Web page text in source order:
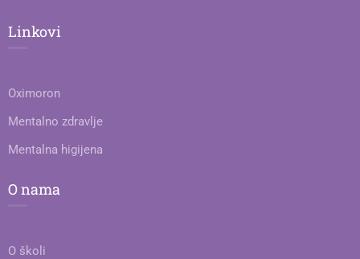
Linkovi
Oximoron
Mentalno zdravlje
Mentalna higijena
O nama
O školi